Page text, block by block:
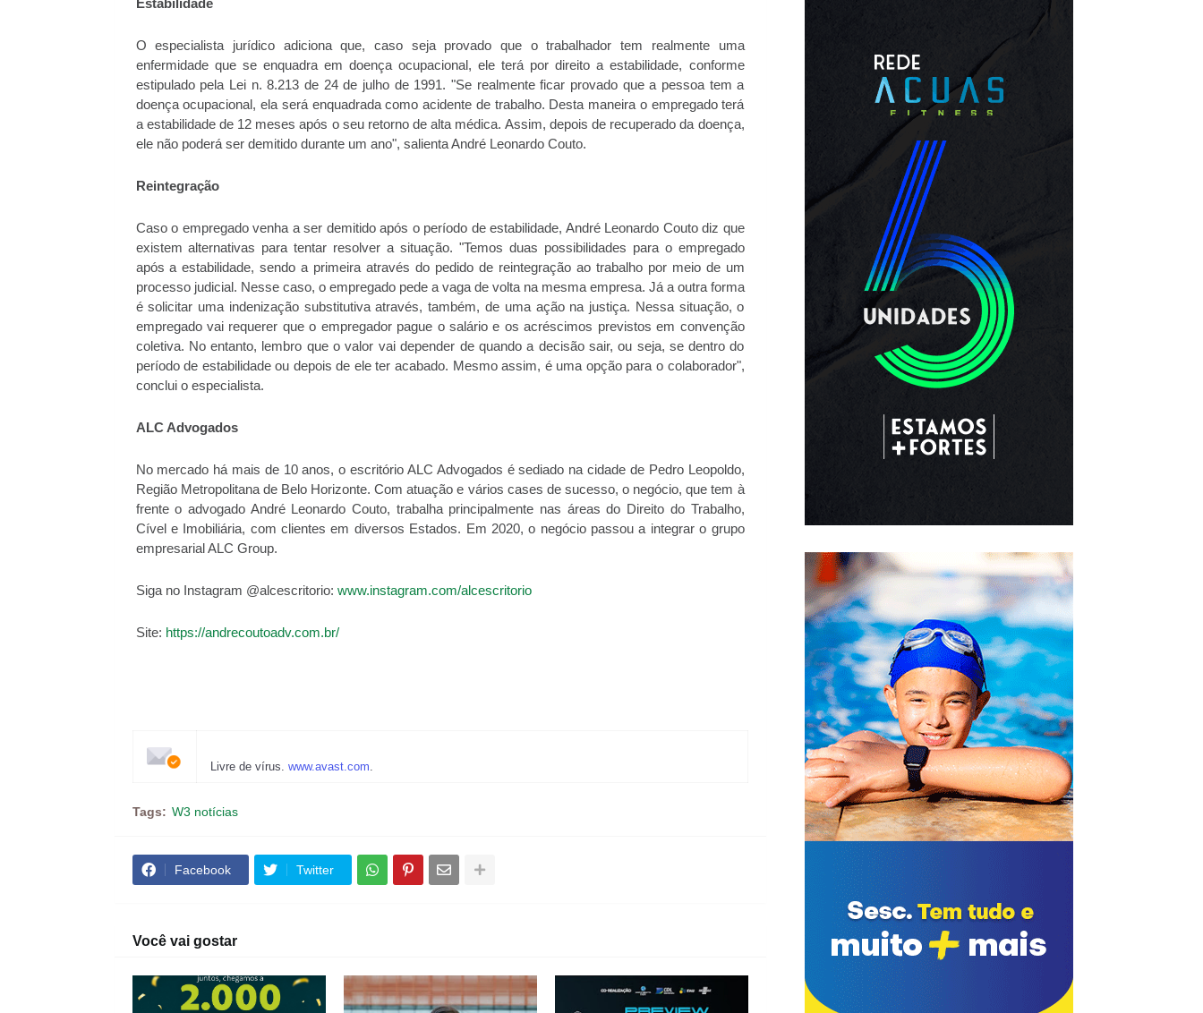
Estabilidade
O especialista jurídico adiciona que, caso seja provado que o trabalhador tem realmente uma
enfermidade que se enquadra em doença ocupacional, ele terá por direito a estabilidade, conforme
estipulado pela Lei n. 8.213 de 24 de julho de 1991. "Se realmente ficar provado que a pessoa tem a
doença ocupacional, ela será enquadrada como acidente de trabalho. Desta maneira o empregado terá
a estabilidade de 12 meses após o seu retorno de alta médica. Assim, depois de recuperado da doença,
ele não poderá ser demitido durante um ano", salienta André Leonardo Couto.
Reintegração
Caso o empregado venha a ser demitido após o período de estabilidade, André Leonardo Couto diz que
existem alternativas para tentar resolver a situação. "Temos duas possibilidades para o empregado
após a estabilidade, sendo a primeira através do pedido de reintegração ao trabalho por meio de um
processo judicial. Nesse caso, o empregado pede a vaga de volta na mesma empresa. Já a outra forma
é solicitar uma indenização substitutiva através, também, de uma ação na justiça. Nessa situação, o
empregado vai requerer que o empregador pague o salário e os acréscimos previstos em convenção
coletiva. No entanto, lembro que o valor vai depender de quando a decisão sair, ou seja, se dentro do
período de estabilidade ou depois de ele ter acabado. Mesmo assim, é uma opção para o colaborador",
conclui o especialista.
ALC Advogados
No mercado há mais de 10 anos, o escritório ALC Advogados é sediado na cidade de Pedro Leopoldo,
Região Metropolitana de Belo Horizonte. Com atuação e vários cases de sucesso, o negócio, que tem à
frente o advogado André Leonardo Couto, trabalha principalmente nas áreas do Direito do Trabalho,
Cível e Imobiliária, com clientes em diversos Estados. Em 2020, o negócio passou a integrar o grupo
empresarial ALC Group.
Siga no Instagram @alcescritorio: www.instagram.com/alcescritorio
Site: https://andrecoutoadv.com.br/
Livre de vírus. www.avast.com.
Tags: W3 notícias
Facebook Twitter
Você vai gostar